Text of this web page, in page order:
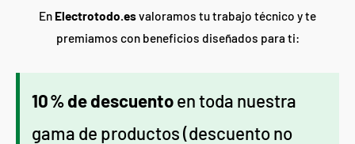
En Electrotodo.esvaloramos tu trabajo técnico y te
premiamos con beneficios diseñados para ti:
10 % de descuentoen toda nuestra
gama de productos (descuento no